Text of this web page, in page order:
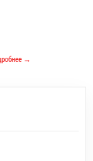
→